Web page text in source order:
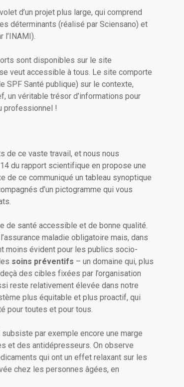
d’un projet plus large, qui comprend
déterminants (réalisé par Sciensano) et
l’INAMI).
sont disponibles sur le site
veut accessible à tous. Le site comporte
SPF Santé publique) sur le contexte,
un véritable trésor d’informations pour
professionnel !
de ce vaste travail, et nous nous
du rapport scientifique en propose une
de ce communiqué un tableau synoptique
d’un pictogramme qui vous
de santé accessible et de bonne qualité.
maladie obligatoire mais, dans
moins évident pour les publics socio-
soins préventifs – un domaine qui, plus
des cibles fixées par l’organisation
reste relativement élevée dans notre
plus équitable et plus proactif, qui
pour toutes et pour tous.
par exemple encore une marge
et des antidépresseurs. On observe
qui ont un effet relaxant sur les
chez les personnes âgées, en